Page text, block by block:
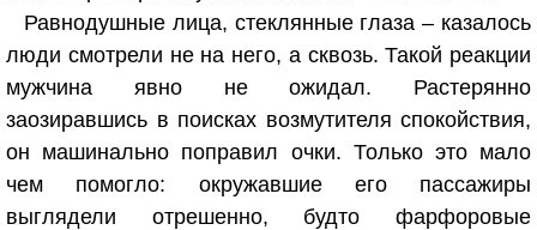
Равнодушные лица, стеклянные глаза – казалось
люди смотрели не на него, а сквозь. Такой реакции
мужчина явно не ожидал. Растерянно
заозиравшись в поисках возмутителя спокойствия,
он машинально поправил очки. Только это мало
чем помогло: окружавшие его пассажиры
выглядели отрешенно, будто фарфоровые